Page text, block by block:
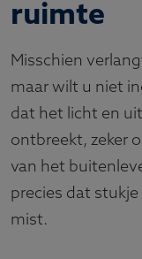
ruimte
Misschien
maar wilt u niet
dat het licht en
ontbreekt, zeker
van het
precies dat
mist.